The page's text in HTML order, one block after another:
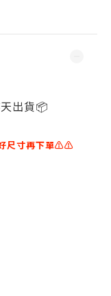
出貨📦
尺寸再下單⚠⚠